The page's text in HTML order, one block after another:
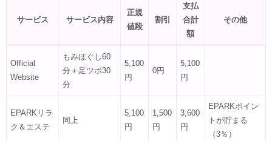
サービス サービス内容
正規
値段
割引
支払
合計
額
その他
Official
Website
もみほぐし60
分＋足ツボ30
分
5,100
円
0円
5,100
円
EPARKリラ
ク＆エステ
同上
5,100
円
1,500
円
3,600
円
EPARKポイン
トが貯まる
（3％）